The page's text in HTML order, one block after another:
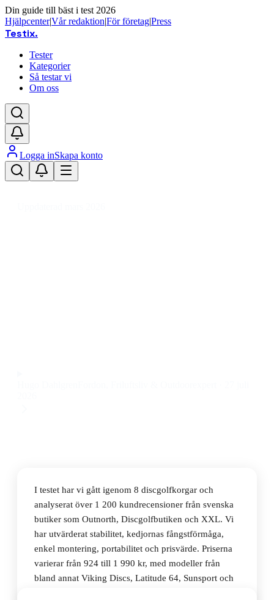
Din guide till bäst i test 2026
Hjälpcenter|Vår redaktion|För företag|Press
Testix.
Tester
Kategorier
Så testar vi
Om oss
Logga inSkapa konto
I testet har vi gått igenom 8 discgolfkorgar och
analyserat över 1 200 kundrecensioner från svenska
butiker som Outnorth, Discgolfbutiken och XXL. Vi
har utvärderat stabilitet, kedjornas fångstförmåga,
enkel montering, portabilitet och prisvärde. Priserna
varierar från 924 till 1 990 kr, med modeller från
bland annat Viking Discs, Latitude 64, Sunsport och